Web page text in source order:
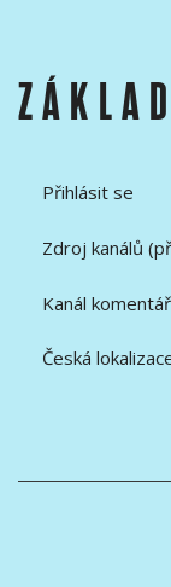
Přihlásit se
Zdroj kanálů
Kanál
Česká